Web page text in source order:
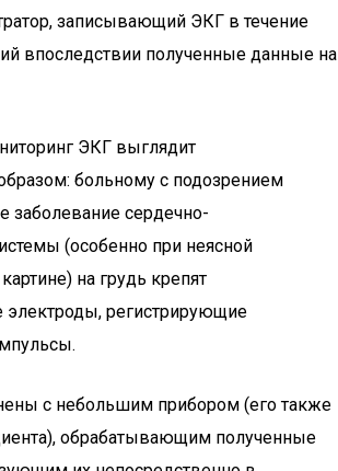
записывающий ЭКГ в течение
впоследствии полученные данные на
ЭКГ выглядит
больному с подозрением
заболевание сердечно-
(особенно при неясной
на грудь крепят
электроды, регистрирующие
с небольшим прибором (его также
обрабатывающим полученные